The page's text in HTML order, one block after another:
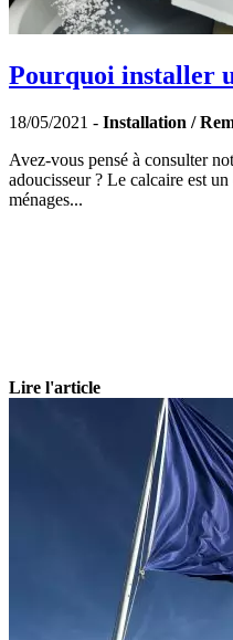
Pourquoi installer
18/05/2021 - Installation /
Avez-vous pensé à consulter
adoucisseur ? Le calcaire est
ménages...
Lire l'article